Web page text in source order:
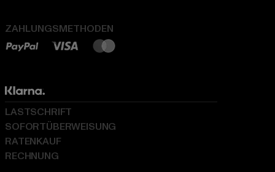
ZAHLUNGSMETHODEN
LASTSCHRIFT
SOFORTÜBERWEISUNG
RATENKAUF
RECHNUNG